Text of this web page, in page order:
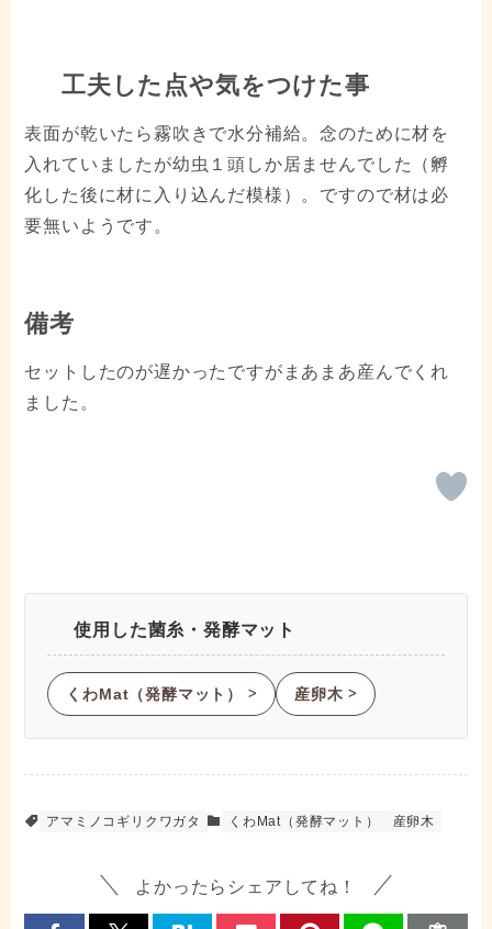
工夫した点や気をつけた事
表面が乾いたら霧吹きで水分補給。念のために材を
入れていましたが幼虫１頭しか居ませんでした（孵
化した後に材に入り込んだ模様）。ですので材は必
要無いようです。
備考
セットしたのが遅かったですがまあまあ産んでくれ
ました。
使用した菌糸・発酵マット
くわMat（発酵マット） ᐳ 産卵木 ᐳ
アマミノコギリクワガタ くわMat（発酵マット） 産卵木
よかったらシェアしてね！